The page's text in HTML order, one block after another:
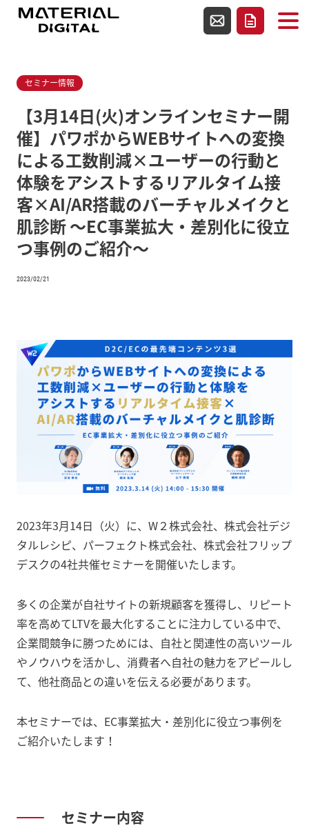
使用テンプレートファイルsingle.php
お問い合わせ
資料請求
セミナー情報
【3月14日(火)オンラインセミナー開
催】パワポからWEBサイトへの変換
による工数削減×ユーザーの行動と
体験をアシストするリアルタイム接
客×AI/AR搭載のバーチャルメイクと
肌診断 ～EC事業拡大・差別化に役立
つ事例のご紹介～
2023/02/21
2023年3月14日（火）に、W２株式会社、株式会社デジ
タルレシピ、パーフェクト株式会社、株式会社フリップ
デスクの4社共催セミナーを開催いたします。
多くの企業が自社サイトの新規顧客を獲得し、リピート
率を高めてLTVを最大化することに注力している中で、
企業間競争に勝つためには、自社と関連性の高いツール
やノウハウを活かし、消費者へ自社の魅力をアピールし
て、他社商品との違いを伝える必要があります。
本セミナーでは、EC事業拡大・差別化に役立つ事例を
ご紹介いたします！
セミナー内容